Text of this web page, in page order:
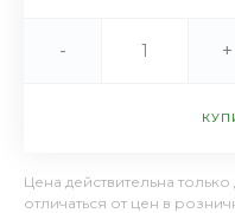
- +
Цена действительна
отличаться от цен в